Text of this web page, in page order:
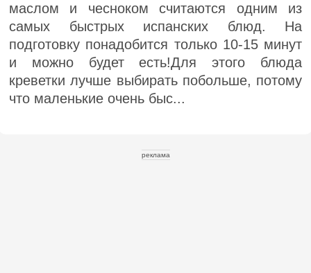
маслом и чесноком считаются одним из
самых быстрых испанских блюд. На
подготовку понадобится только 10-15 минут
и можно будет есть!Для этого блюда
креветки лучше выбирать побольше, потому
что маленькие очень быс...
реклама